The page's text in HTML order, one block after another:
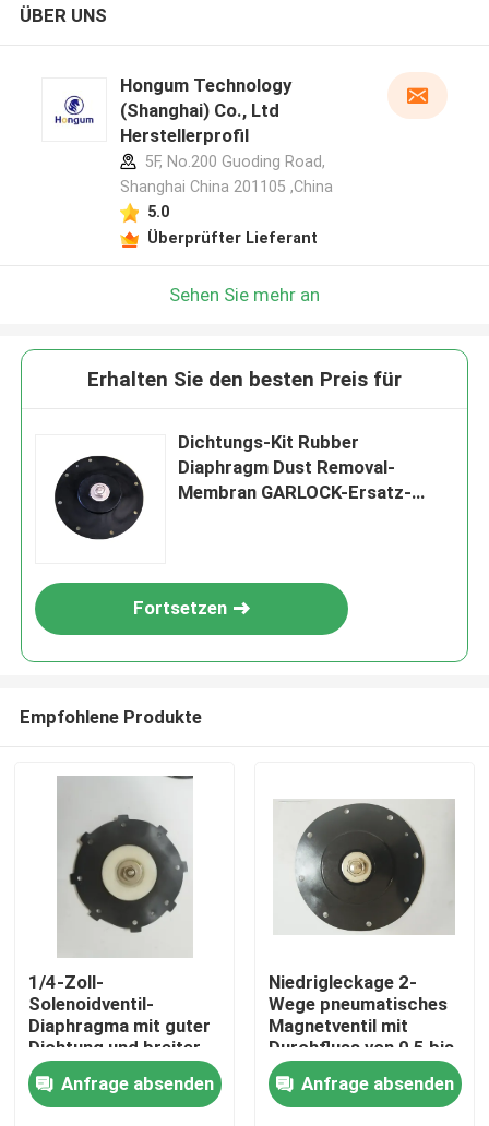
ÜBER UNS
Hongum Technology
(Shanghai) Co., Ltd
Herstellerprofil
5F, No.200 Guoding Road,
Shanghai China 201105 ,China
5.0
Überprüfter Lieferant
Sehen Sie mehr an
Erhalten Sie den besten Preis für
Dichtungs-Kit Rubber
Diaphragm Dust Removal-
Membran GARLOCK-Ersatz-
Fortsetzen
Empfohlene Produkte
1/4-Zoll-
Solenoidventil-
Diaphragma mit guter
Dichtung und breiter
Verbindung
Größenbereich 1/4-
Zoll bis 2-Zoll für
Anfrage absenden
Niedrigleckage 2-
Wege pneumatisches
Magnetventil mit
Durchfluss von 0,5 bis
5 Lmin im
pneumatischen
System
Anfrage absenden